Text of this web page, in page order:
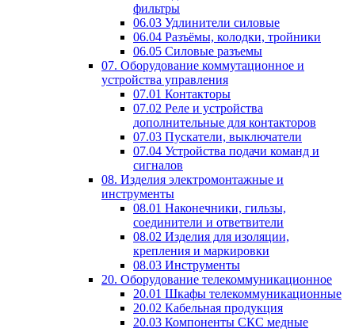
фильтры
06.03 Удлинители силовые
06.04 Разъёмы, колодки, тройники
06.05 Силовые разъемы
07. Оборудование коммутационное и
устройства управления
07.01 Контакторы
07.02 Реле и устройства
дополнительные для контакторов
07.03 Пускатели, выключатели
07.04 Устройства подачи команд и
сигналов
08. Изделия электромонтажные и
инструменты
08.01 Наконечники, гильзы,
соединители и ответвители
08.02 Изделия для изоляции,
крепления и маркировки
08.03 Инструменты
20. Оборудование телекоммуникационное
20.01 Шкафы телекоммуникационные
20.02 Кабельная продукция
20.03 Компоненты СКС медные